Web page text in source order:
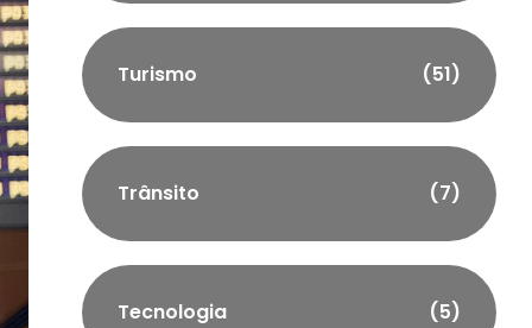
Turismo (51)
Trânsito (7)
Tecnologia (5)